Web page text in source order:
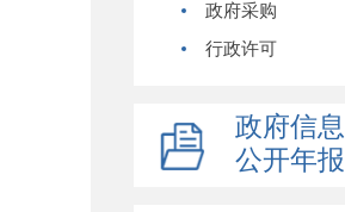
政府采购
行政许可
政府信息
公开年报